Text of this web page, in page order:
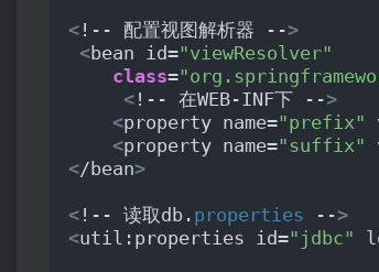
< !-- 配置视图解析器 -->
<bean id="viewResolver"
class=
< !-- 在WEB-INF下 -->
<property name="prefix"
<property name="suffix"
</bean>
< !-- 读取db. properties -->
<util:properties id="jdbc"